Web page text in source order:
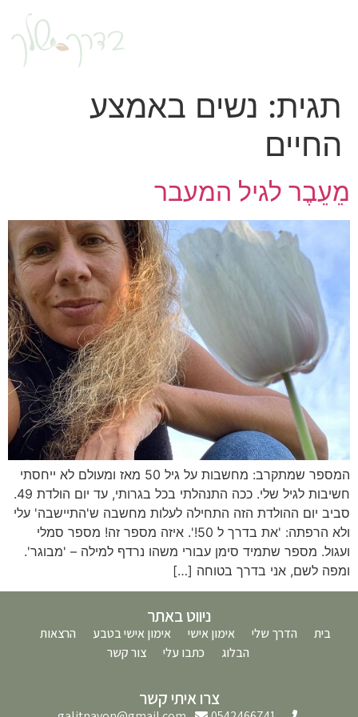
תגית: נשים באמצע
החיים
מֵעֵבֶר לגיל המעבר
המספר שמתקרב: מחשבות על גיל 50 מאז ומעולם לא ייחסתי
חשיבות לגיל שלי. ככה התנהלתי בכל בגרותי, עד יום הולדת 49.
סביב יום ההולדת הזה התחילה לעלות מחשבה ש'התיישבה' עלי
ולא הרפתה: 'את בדרך ל 50!'. איזה מספר זה! מספר סמלי
ועגול. מספר שתמיד סימן עבורי משהו נרדף למילה – 'מבוגר'.
ומפה לשם, אני בדרך בטוחה […]
ניווט באתר
בית הדרך שלי אימון אישי אימון אישי בטבע
הרצאות
הבלוג
כתבו עלי צור קשר
צרו איתי קשר